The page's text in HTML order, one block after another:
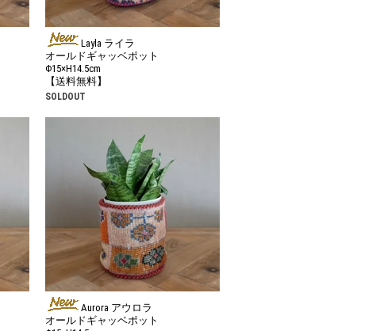
Layla ライラ
オールドギャッベポット
Φ15×H14.5cm
【送料無料】
SOLDOUT
Aurora アウロラ
オールドギャッベポット